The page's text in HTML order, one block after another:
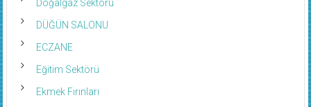
Doğalgaz Sektörü
DÜĞÜN SALONU
ECZANE
Eğitim Sektörü
Ekmek Fırınları